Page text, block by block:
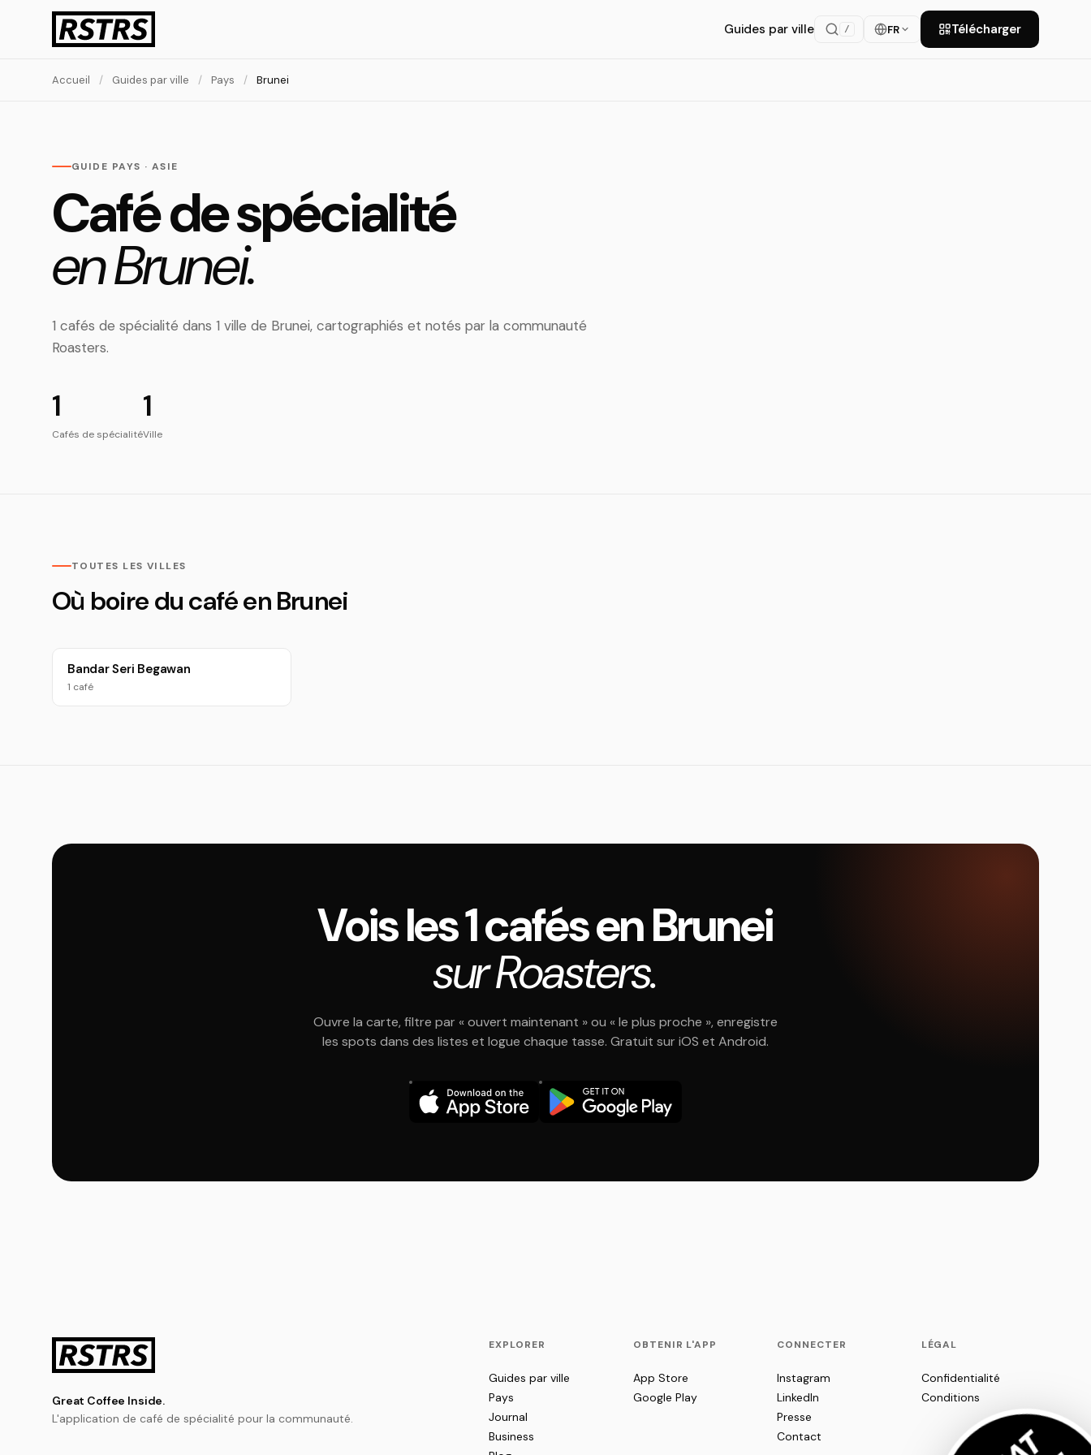
Guides par ville / FR Télécharger
Accueil / Guides par ville / Pays / Brunei
GUIDE PAYS · ASIE
Café de spécialité
en Brunei.
1 cafés de spécialité dans 1 ville de Brunei, cartographiés et notés par la communauté
Roasters.
1
Cafés de spécialité
1
Ville
TOUTES LES VILLES
Où boire du café en Brunei
Bandar Seri Begawan
1 café
Vois les 1 cafés en Brunei
sur Roasters.
Ouvre la carte, filtre par « ouvert maintenant » ou « le plus proche », enregistre
les spots dans des listes et logue chaque tasse. Gratuit sur iOS et Android.
Great Coffee Inside.
L'application de café de spécialité pour la communauté.
EXPLORER
Guides par ville
Pays
Journal
Business
OBTENIR L'APP
App Store
Google Play
CONNECTER
Instagram
LinkedIn
Presse
Contact
LÉGAL
Confidentialité
Conditions